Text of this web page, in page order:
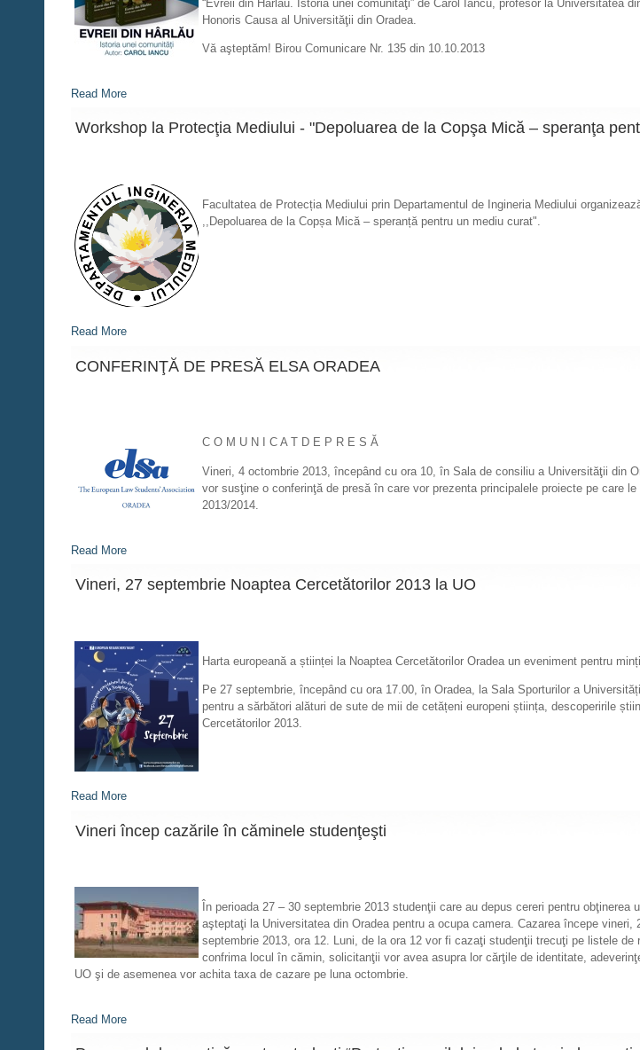
“Evreii din Hârlâu. Istoria unei comunităţi” de Carol Iancu, profesor la Universitatea
Honoris Causa al Universităţii din Oradea.
Vă aşteptăm! Birou Comunicare Nr. 135 din 10.10.2013
Read More
Workshop la Protecţia Mediului - "Depoluarea de la Copşa Mică – speranţa
Facultatea de Protecția Mediului prin Departamentul de Ingineria Mediului
,,Depoluarea de la Copșa Mică – speranță pentru un mediu curat".
Read More
CONFERINŢĂ DE PRESĂ ELSA ORADEA
C O M U N I C A T D E P R E S Ă
Vineri, 4 octombrie 2013, începând cu ora 10, în Sala de consiliu a Universităţii din
vor susţine o conferinţă de presă în care vor prezenta principalele proiecte pe care
2013/2014.
Read More
Vineri, 27 septembrie Noaptea Cercetătorilor 2013 la UO
Harta europeană a științei la Noaptea Cercetătorilor Oradea un eveniment pentru
Pe 27 septembrie, începând cu ora 17.00, în Oradea, la Sala Sporturilor a
pentru a sărbători alături de sute de mii de cetățeni europeni știința, descoperirile
Cercetătorilor 2013.
Read More
Vineri încep cazările în căminele studenţeşti
În perioada 27 – 30 septembrie 2013 studenţii care au depus cereri pentru
aşteptaţi la Universitatea din Oradea pentru a ocupa camera. Cazarea începe
septembrie 2013, ora 12. Luni, de la ora 12 vor fi cazaţi studenţii trecuţi pe listele
confrima locul în cămin, solicitanţii vor avea asupra lor cărţile de identitate,
UO şi de asemenea vor achita taxa de cazare pe luna octombrie.
Read More